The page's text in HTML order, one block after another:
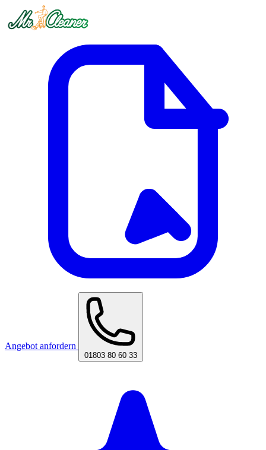
Angebot anfordern
01803 80 60 33